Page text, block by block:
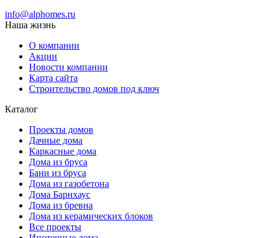
info@alphomes.ru
Наша жизнь
О компании
Акции
Новости компании
Карта сайта
Строительство домов под ключ
Каталог
Проекты домов
Дачные дома
Каркасные дома
Дома из бруса
Бани из бруса
Дома из газобетона
Дома Барнхаус
Дома из бревна
Дома из керамических блоков
Все проекты